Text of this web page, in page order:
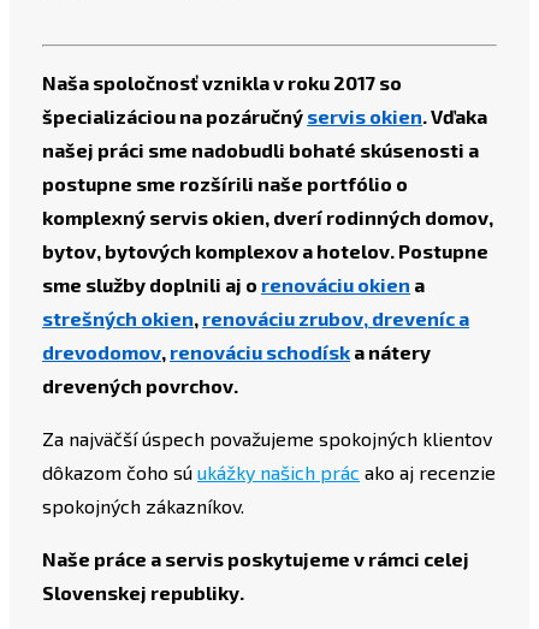
Naša spoločnosť vznikla v roku 2017 so
špecializáciou na pozáručný servis okien. Vďaka
našej práci sme nadobudli bohaté skúsenosti a
postupne sme rozšírili naše portfólio o
komplexný servis okien, dverí rodinných domov,
bytov, bytových komplexov a hotelov. Postupne
sme služby doplnili aj o renováciu okien a
strešných okien, renováciu zrubov, dreveníc a
drevodomov, renováciu schodísk a nátery
drevených povrchov.
Za najväčší úspech považujeme spokojných klientov
dôkazom čoho súukážky našich prác ako aj recenzie
spokojných zákazníkov.
Naše práce a servis poskytujeme v rámci celej
Slovenskej republiky.